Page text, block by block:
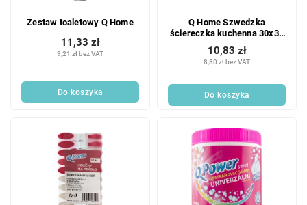
Zestaw toaletowy Q Home
9,21 zł bez VAT
11,33 zł
Do koszyka
Q Home Szwedzka
ściereczka kuchenna 30x30
(3 szt./opakowanie)
8,80 zł bez VAT
10,83 zł
Do koszyka